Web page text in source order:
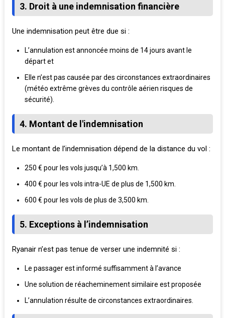
3. Droit à une indemnisation financière
Une indemnisation peut être due si :
L’annulation est annoncée moins de 14 jours avant le
départ et
Elle n’est pas causée par des circonstances extraordinaires
(météo extrême grèves du contrôle aérien risques de
sécurité).
4. Montant de l'indemnisation
Le montant de l’indemnisation dépend de la distance du vol :
250 € pour les vols jusqu’à 1,500 km.
400 € pour les vols intra-UE de plus de 1,500 km.
600 € pour les vols de plus de 3,500 km.
5. Exceptions à l’indemnisation
Ryanair n’est pas tenue de verser une indemnité si :
Le passager est informé suffisamment à l’avance
Une solution de réacheminement similaire est proposée
L’annulation résulte de circonstances extraordinaires.